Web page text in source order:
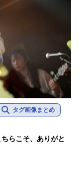
オン：矢野妃菜
なてる（コミッ
刊）監督：南
菅原雪絵キャラ
本美佳シリーズ
浩輔監督補佐：
クターデザイ
タグ画像まとめ
らこそ、ありがと